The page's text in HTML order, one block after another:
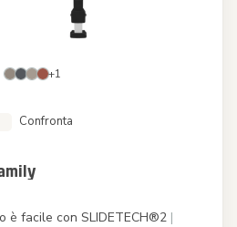
+1
Confronta
è facile con SLIDETECH®2 |